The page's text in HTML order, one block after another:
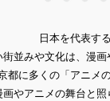
日本を代表す
街並みや文化は、漫
都に多くの「アニメ
やアニメの舞台と照